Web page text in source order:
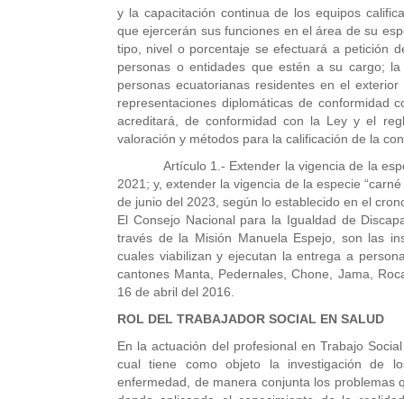
y la capacitación continua de los equipos
que ejercerán sus funciones en el área de su
tipo, nivel o porcentaje se efectuará a petición
personas o entidades que estén a su cargo;
personas ecuatorianas residentes en el
representaciones diplomáticas de conformidad
acreditará, de conformidad con la Ley y el
valoración y métodos para la calificación de la
Artículo 1.- Extender la vigencia de la
2021; y, extender la vigencia de la especie
de junio del 2023, según lo establecido en el
El Consejo Nacional para la Igualdad de
través de la Misión Manuela Espejo, son las
cuales viabilizan y ejecutan la entrega a
cantones Manta, Pedernales, Chone, Jama,
16 de abril del 2016.
ROL DEL TRABAJADOR SOCIAL EN SALUD
En la actuación del profesional en Trabajo
cual tiene como objeto la investigación de
enfermedad, de manera conjunta los problemas